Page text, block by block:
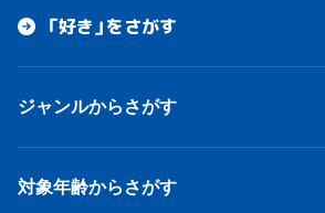
「好き」をさがす
ジャンルからさがす
対象年齢からさがす